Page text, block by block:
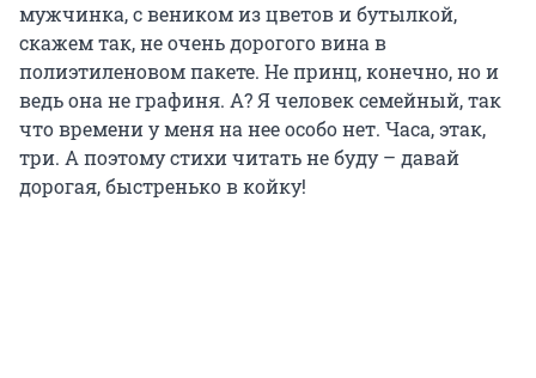
мужчинка, с веником из цветов и бутылкой,
скажем так, не очень дорогого вина в
полиэтиленовом пакете. Не принц, конечно, но и
ведь она не графиня. А? Я человек семейный, так
что времени у меня на нее особо нет. Часа, этак,
три. А поэтому стихи читать не буду – давай
дорогая, быстренько в койку!